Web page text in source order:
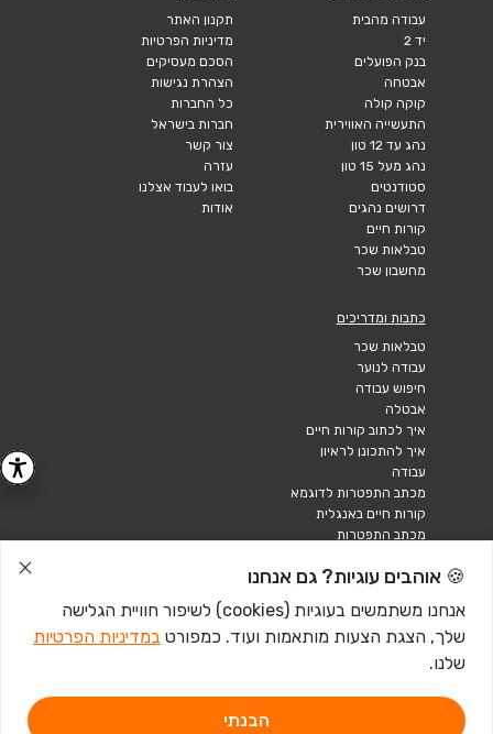
עבודה מהבית
יד 2
בנק הפועלים
אבטחה
קוקה קולה
התעשייה האווירית
נהג עד 12 טון
נהג מעל 15 טון
סטודנטים
דרושים נהגים
קורות חיים
טבלאות שכר
מחשבון שכר
תקנון האתר
מדיניות הפרטיות
הסכם מעסיקים
הצהרת נגישות
כל החברות
חברות בישראל
צור קשר
עזרה
בואו לעבוד אצלנו
אודות
כתבות ומדריכים
טבלאות שכר
עבודה לנוער
חיפוש עבודה
אבטלה
איך לכתוב קורות חיים
איך להתכונן לראיון
עבודה
מכתב התפטרות לדוגמא
קורות חיים באנגלית
מכתב התפטרות
🍪 אוהבים עוגיות? גם אנחנו
אנחנו משתמשים בעוגיות (cookies) לשיפור חוויית הגלישה
שלך, הצגת הצעות מותאמות ועוד. כמפורט במדיניות הפרטיות
שלנו.
הבנתי